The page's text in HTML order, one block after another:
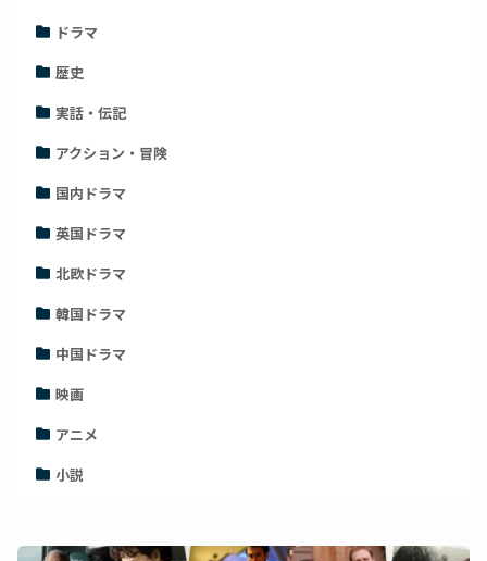
ドラマ
歴史
実話・伝記
アクション・冒険
国内ドラマ
英国ドラマ
北欧ドラマ
韓国ドラマ
中国ドラマ
映画
アニメ
小説